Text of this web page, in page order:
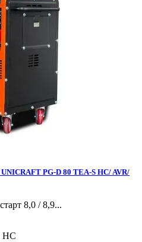
UNICRAFT PG-D 80 TEA-S HC/ AVR/
8,0 / 8,9...
HC